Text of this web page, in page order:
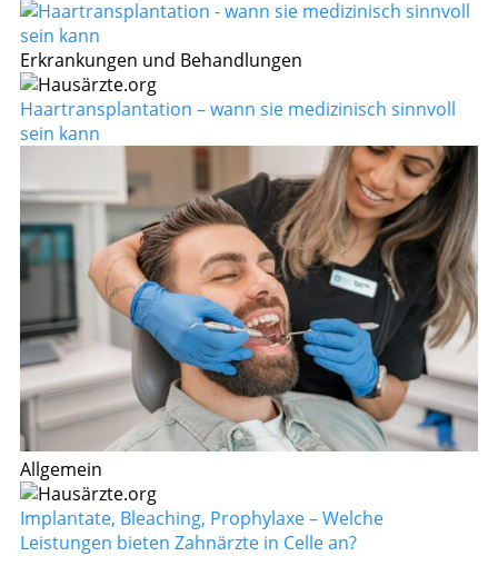
Erkrankungen und Behandlungen
Haartransplantation – wann sie medizinisch sinnvoll
sein kann
Allgemein
Implantate, Bleaching, Prophylaxe – Welche
Leistungen bieten Zahnärzte in Celle an?